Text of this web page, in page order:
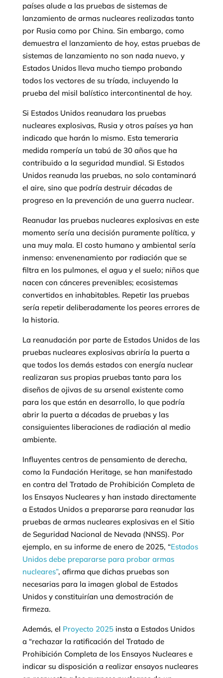
países alude a las pruebas de sistemas de
lanzamiento de armas nucleares realizadas tanto
por Rusia como por China. Sin embargo, como
demuestra el lanzamiento de hoy, estas pruebas de
sistemas de lanzamiento no son nada nuevo, y
Estados Unidos lleva mucho tiempo probando
todos los vectores de su tríada, incluyendo la
prueba del misil balístico intercontinental de hoy.
Si Estados Unidos reanudara las pruebas
nucleares explosivas, Rusia y otros países ya han
indicado que harán lo mismo. Esta temeraria
medida rompería un tabú de 30 años que ha
contribuido a la seguridad mundial. Si Estados
Unidos reanuda las pruebas, no solo contaminará
el aire, sino que podría destruir décadas de
progreso en la prevención de una guerra nuclear.
Reanudar las pruebas nucleares explosivas en este
momento sería una decisión puramente política, y
una muy mala. El costo humano y ambiental sería
inmenso: envenenamiento por radiación que se
filtra en los pulmones, el agua y el suelo; niños que
nacen con cánceres prevenibles; ecosistemas
convertidos en inhabitables. Repetir las pruebas
sería repetir deliberadamente los peores errores de
la historia.
La reanudación por parte de Estados Unidos de las
pruebas nucleares explosivas abriría la puerta a
que todos los demás estados con energía nuclear
realizaran sus propias pruebas tanto para los
diseños de ojivas de su arsenal existente como
para los que están en desarrollo, lo que podría
abrir la puerta a décadas de pruebas y las
consiguientes liberaciones de radiación al medio
ambiente.
Influyentes centros de pensamiento de derecha,
como la Fundación Heritage, se han manifestado
en contra del Tratado de Prohibición Completa de
los Ensayos Nucleares y han instado directamente
a Estados Unidos a prepararse para reanudar las
pruebas de armas nucleares explosivas en el Sitio
de Seguridad Nacional de Nevada (NNSS). Por
ejemplo, en su informe de enero de 2025, “Estados
Unidos debe prepararse para probar armas
nucleares”, afirma que dichas pruebas son
necesarias para la imagen global de Estados
Unidos y constituirían una demostración de
firmeza.
Además, el Proyecto 2025insta a Estados Unidos
a “rechazar la ratificación del Tratado de
Prohibición Completa de los Ensayos Nucleares e
indicar su disposición a realizar ensayos nucleares